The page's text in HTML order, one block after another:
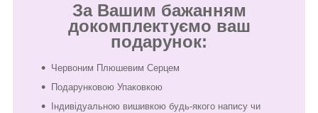
За Вашим бажанням
докомплектуємо ваш
подарунок:
Червоним Плюшевим Серцем
Подарунковою Упаковкою
Індивідуальною вишивкою будь-якого напису чи